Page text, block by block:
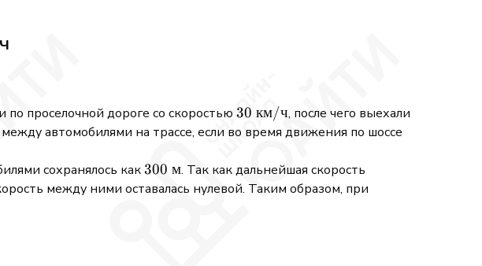
проселочной дороге со скоростью 30\
\mathrm{км/
30 км/ч, после чего выехали
автомобилями на трассе, если во время движения по шоссе
сохранялось как300\
\mathrm{м}
300 м. Так как дальнейшая скорость
между ними оставалась нулевой. Таким образом, при